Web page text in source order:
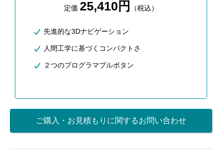
定価 25,410円 （税込）
先進的な3Dナビゲーション
人間工学に基づくコンパクトさ
２つのプログラマブルボタン
ご購入・お見積もりに関するお問い合わせ